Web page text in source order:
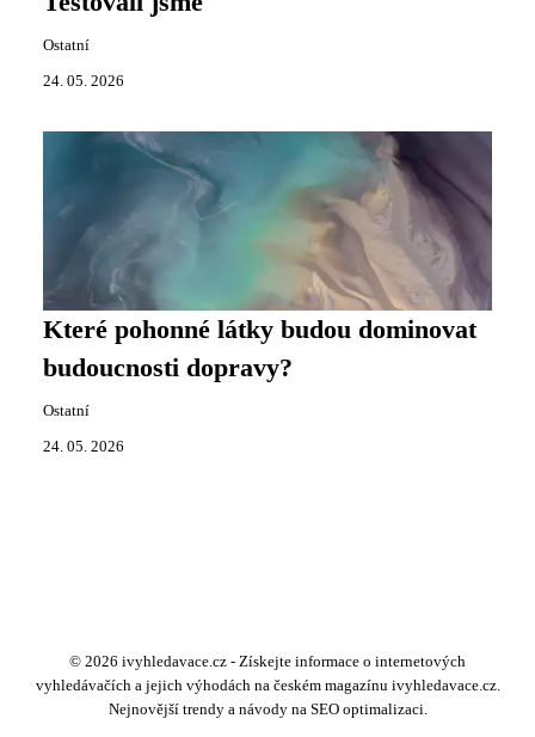
Ostatní
24. 05. 2026
Které pohonné látky budou dominovat
budoucnosti dopravy?
Ostatní
24. 05. 2026
© 2026 ivyhledavace.cz - Získejte informace o internetových
vyhledávačích a jejich výhodách na českém magazínu ivyhledavace.cz.
Nejnovější trendy a návody na SEO optimalizaci.